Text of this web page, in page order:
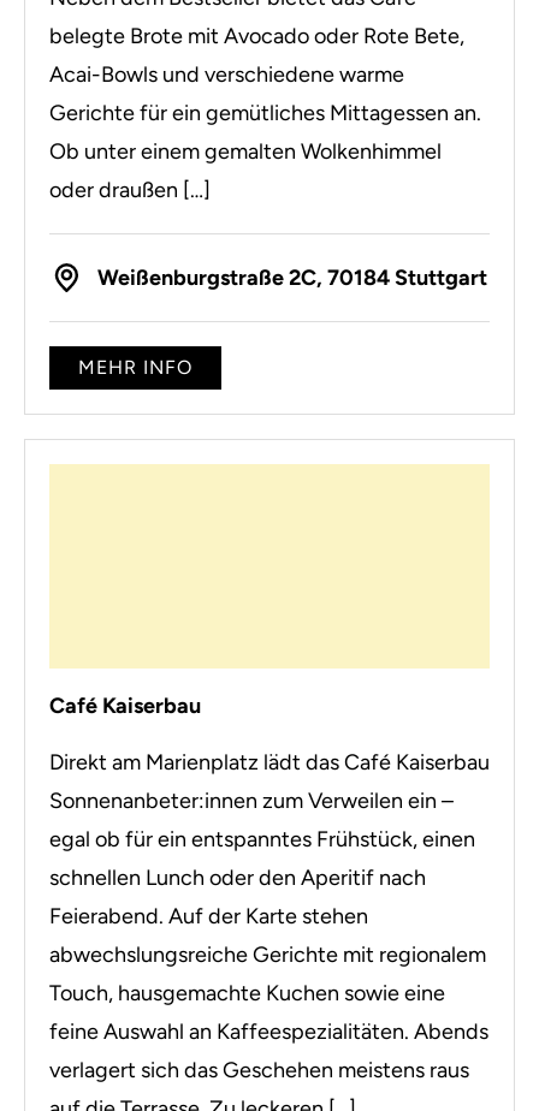
belegte Brote mit Avocado oder Rote Bete,
Acai-Bowls und verschiedene warme
Gerichte für ein gemütliches Mittagessen an.
Ob unter einem gemalten Wolkenhimmel
oder draußen […]
Weißenburgstraße 2C, 70184 Stuttgart
MEHR INFO
Café Kaiserbau
Direkt am Marienplatz lädt das Café Kaiserbau
Sonnenanbeter:innen zum Verweilen ein –
egal ob für ein entspanntes Frühstück, einen
schnellen Lunch oder den Aperitif nach
Feierabend. Auf der Karte stehen
abwechslungsreiche Gerichte mit regionalem
Touch, hausgemachte Kuchen sowie eine
feine Auswahl an Kaffeespezialitäten. Abends
verlagert sich das Geschehen meistens raus